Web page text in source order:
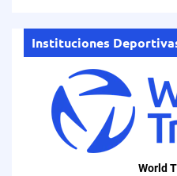
Instituciones
World